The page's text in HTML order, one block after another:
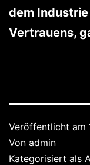
dem
Vertrauens,
Veröffentlicht am
Von admin
Kategorisiert als